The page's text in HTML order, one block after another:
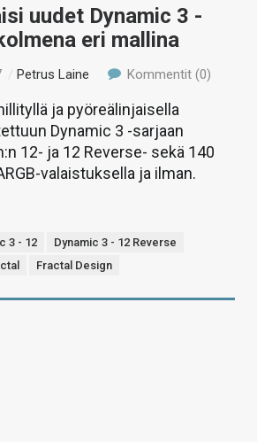
uudet Dynamic 3 -
eri mallina
/Petrus Laine Kommentit (0)
ja pyöreälinjaisella
Dynamic 3 -sarjaan
12- ja 12 Reverse- sekä 140
valaistuksella ja ilman.
3 - 12
Dynamic 3 - 12 Reverse
Fractal Design